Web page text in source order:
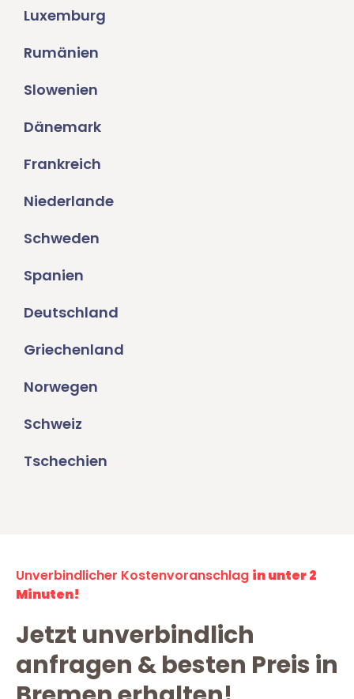
Luxemburg
Rumänien
Slowenien
Dänemark
Frankreich
Niederlande
Schweden
Spanien
Deutschland
Griechenland
Norwegen
Schweiz
Tschechien
Unverbindlicher Kostenvoranschlag in unter 2
Minuten!
Jetzt unverbindlich
anfragen & besten Preis in